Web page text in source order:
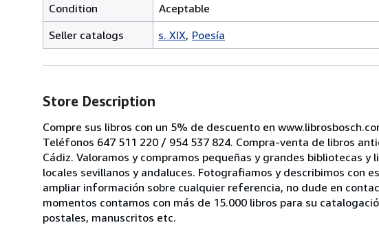
Condition
Aceptable
Seller catalogs
s. XIX Poesía
Store Description
Compre sus libros con un 5% de descuento en
Teléfonos 647 511 220 / 954 537 824. Compra-venta de libros
Cádiz. Valoramos y compramos pequeñas y grandes bibliotecas
locales sevillanos y andaluces. Fotografiamos y describimos con
ampliar información sobre cualquier referencia, no dude en
momentos contamos con más de 15.000 libros para su
postales, manuscritos etc.